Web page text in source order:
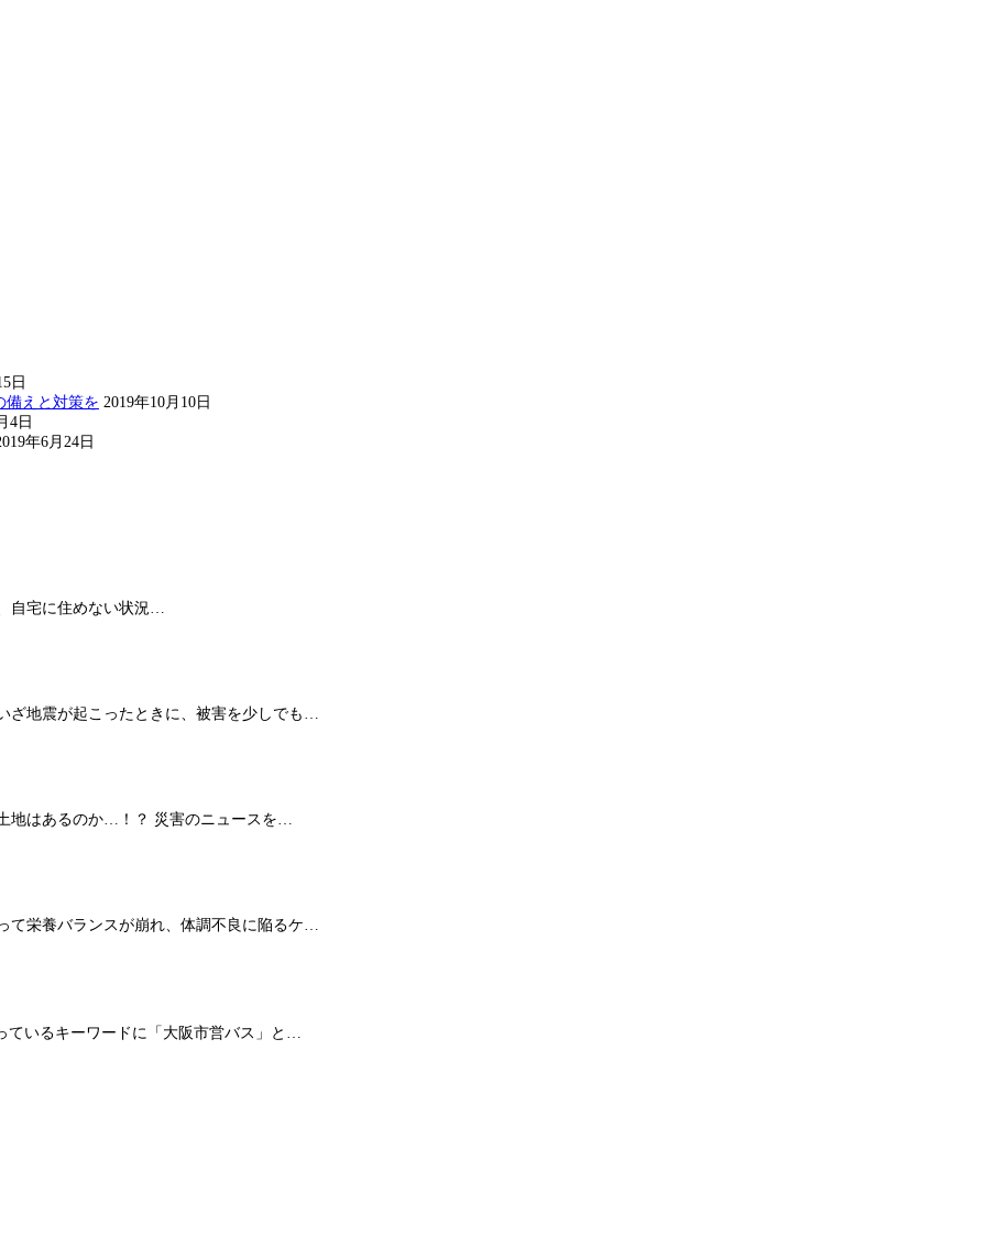
日
備えと対策を 2019年10月10日
4日
年6月24日
自宅に住めない状況…
ざ地震が起こったときに、被害を少しでも…
地はあるのか…！？ 災害のニュースを…
栄養バランスが崩れ、体調不良に陥るケ…
いるキーワードに「大阪市営バス」と…